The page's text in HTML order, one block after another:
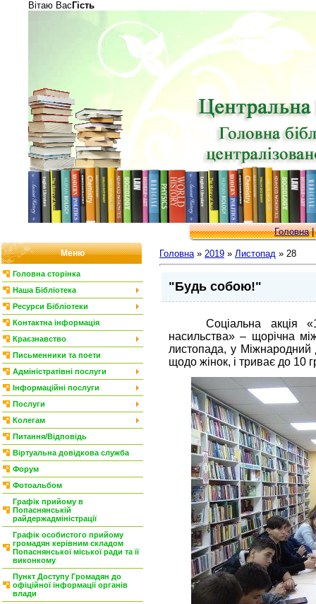
Вітаю Вас Гість
Головна|
Меню
Головна сторінка
Наша Бібліотека
Ресурси Бібліотеки
Контактна інформація
Краєзнавство
Письменники та поети
Адміністратівні послуги
Інформаційні послуги
Послуги
Колегам
Питання/Відповідь
Віртуальна довідкова служба
Форум
Фотоальбом
Графік прийому в
Попаснянській
райдержадміністрації
Графік особистого прийому
громадян керівним складом
Попаснянської міської ради та її
виконкому
Пункт Доступу Громадян до
офіційної інформації органів
влади
Головна» 2019 » Листопад » 28
"Будь собою!"
Соціальна акція «16
насильства» – щорічна
листопада, у Міжнародний
щодо жінок, і триває до